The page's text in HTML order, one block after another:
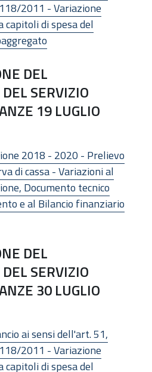
2011 - Variazione
di spesa del
DEL
SERVIZIO
19 LUGLIO
2018 - 2020 - Prelievo
di cassa - Variazioni al
Documento tecnico
e al Bilancio finanziario
DEL
SERVIZIO
30 LUGLIO
ai sensi dell'art. 51,
2011 - Variazione
di spesa del